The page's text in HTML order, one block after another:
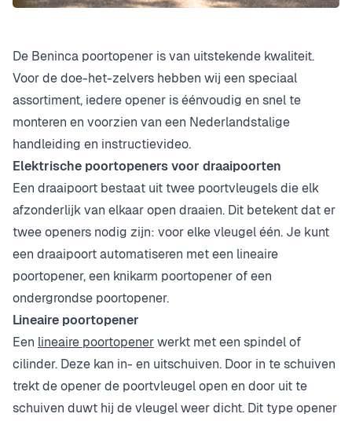
De Beninca poortopener is van uitstekende kwaliteit.
Voor de doe-het-zelvers hebben wij een speciaal
assortiment, iedere opener is éénvoudig en snel te
monteren en voorzien van een Nederlandstalige
handleiding en instructievideo.
Elektrische poortopeners voor draaipoorten
Een draaipoort bestaat uit twee poortvleugels die elk
afzonderlijk van elkaar open draaien. Dit betekent dat er
twee openers nodig zijn: voor elke vleugel één. Je kunt
een draaipoort automatiseren met een lineaire
poortopener, een knikarm poortopener of een
ondergrondse poortopener.
Lineaire poortopener
Een lineaire poortopenerwerkt met een spindel of
cilinder. Deze kan in- en uitschuiven. Door in te schuiven
trekt de opener de poortvleugel open en door uit te
schuiven duwt hij de vleugel weer dicht. Dit type opener